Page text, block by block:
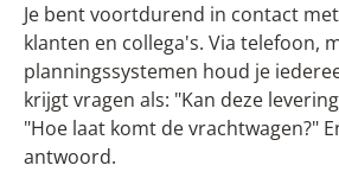
Je bent voortdurend in contact
klanten en collega's. Via telefoon,
planningssystemen houd je
krijgt vragen als: "Kan deze
"Hoe laat komt de vrachtwagen?"
antwoord.